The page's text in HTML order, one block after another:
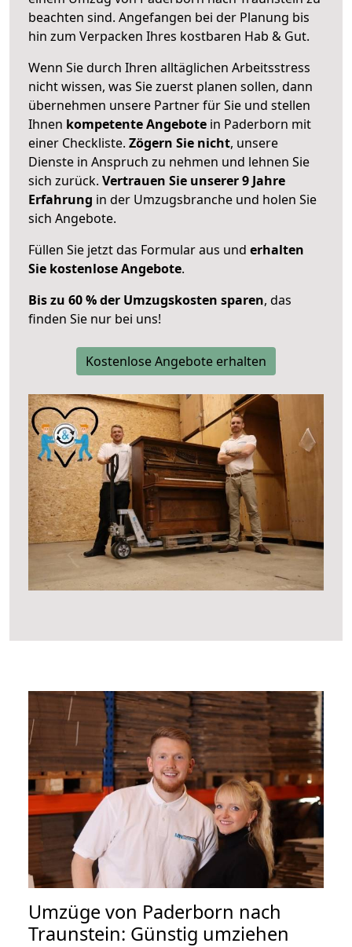
beachten sind. Angefangen bei der Planung bis
hin zum Verpacken Ihres kostbaren Hab & Gut.
Wenn Sie durch Ihren alltäglichen Arbeitsstress
nicht wissen, was Sie zuerst planen sollen, dann
übernehmen unsere Partner für Sie und stellen
Ihnen kompetente Angebote in Paderborn mit
einer Checkliste. Zögern Sie nicht, unsere
Dienste in Anspruch zu nehmen und lehnen Sie
sich zurück. Vertrauen Sie unserer 9 Jahre
Erfahrung in der Umzugsbranche und holen Sie
sich Angebote.
Füllen Sie jetzt das Formular aus und erhalten
Sie kostenlose Angebote.
Bis zu 60 % der Umzugskosten sparen, das
finden Sie nur bei uns!
Kostenlose Angebote erhalten
Umzüge von Paderborn nach
Traunstein: Günstig umziehen